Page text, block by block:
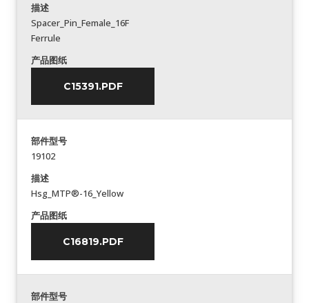
描述
Spacer_Pin_Female_16F
Ferrule
产品图纸
C15391.PDF
部件型号
19102
描述
Hsg_MTP®-16_Yellow
产品图纸
C16819.PDF
部件型号